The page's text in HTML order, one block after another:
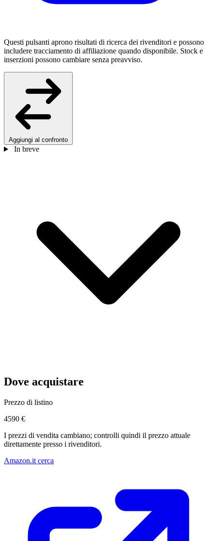
Questi pulsanti aprono risultati di ricerca dei rivenditori e possono
includere tracciamento di affiliazione quando disponibile. Stock e
inserzioni possono cambiare senza preavviso.
Aggiungi al confronto
In breve
Dove acquistare
Prezzo di listino
4590 €
I prezzi di vendita cambiano; controlli quindi il prezzo attuale
direttamente presso i rivenditori.
Amazon.it cerca